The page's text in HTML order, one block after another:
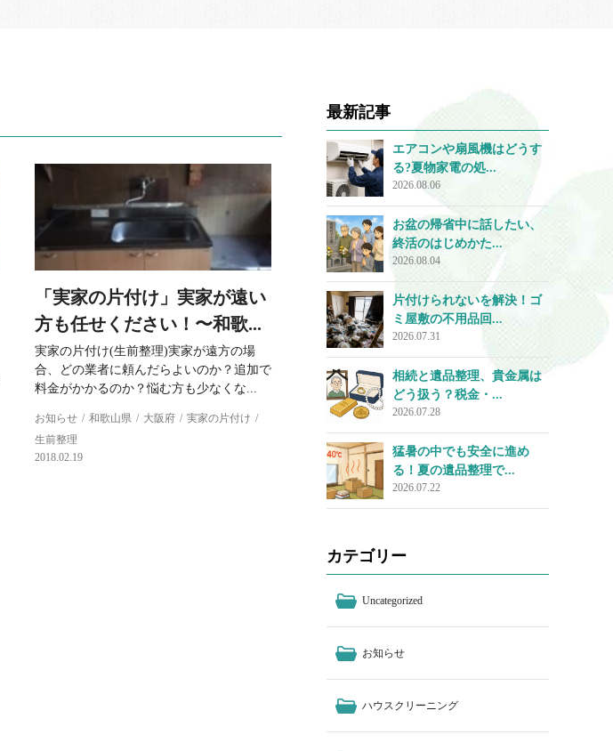
「実家の片付け」実家が遠い
方も任せください！〜和歌...
実家の片付け(生前整理)実家が遠方の場
合、どの業者に頼んだらよいのか？追加で
料金がかかるのか？悩む方も少なくな...
お知らせ 和歌山県 大阪府
実家の片付け
生前整理
2018.02.19
最新記事
エアコンや扇風機はどうす
る?夏物家電の処...
2026.08.06
お盆の帰省中に話したい、
終活のはじめかた...
2026.08.04
片付けられないを解決！ゴ
ミ屋敷の不用品回...
2026.07.31
相続と遺品整理、貴金属は
どう扱う？税金・...
2026.07.28
猛暑の中でも安全に進め
る！夏の遺品整理で...
2026.07.22
カテゴリー
Uncategorized
お知らせ
ハウスクリーニング